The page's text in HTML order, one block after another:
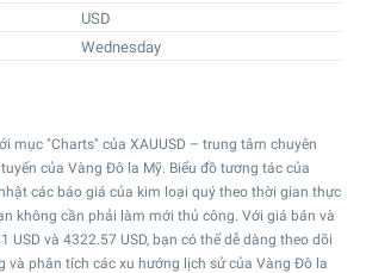
USD
Wednesday
mục "Charts" của XAUUSD – trung tâm chuyên
của Vàng Đô la Mỹ. Biểu đồ tương tác của
các báo giá của kim loại quý theo thời gian thực
không cần phải làm mới thủ công. Với giá bán và
USD và 4322.57 USD, bạn có thể dễ dàng theo dõi
và phân tích các xu hướng lịch sử của Vàng Đô la